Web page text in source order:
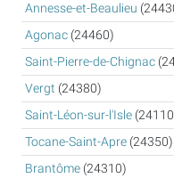
Annesse-et-Beaulieu
Agonac (24460)
Saint-Pierre-de-Chignac
Vergt (24380)
Saint-Léon-sur-l'Isle
Tocane-Saint-Apre (24350)
Brantôme (24310)